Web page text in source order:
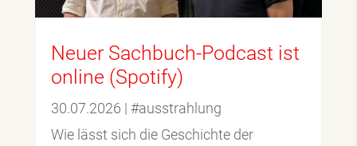
Neuer Sachbuch-Podcast ist
online (Spotify)
30.07.2026 | #ausstrahlung
Wie lässt sich die Geschichte der